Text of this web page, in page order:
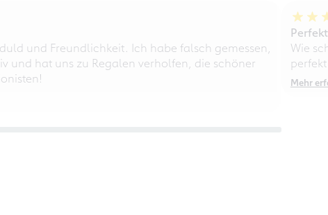
und Freundlichkeit. Ich habe falsch gemessen,
hat uns zu Regalen verholfen, die schöner
Wie
Mehr